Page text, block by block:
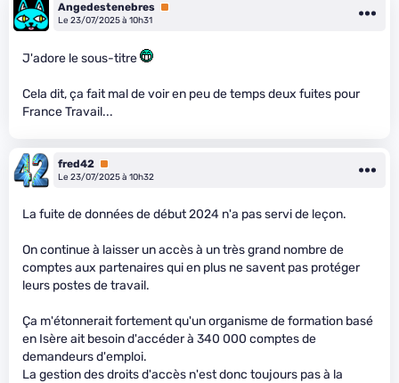
Angedestenebres Premium
Le 23/07/2025 à 10h31
J'adore le sous-titre
Cela dit, ça fait mal de voir en peu de temps deux fuites pour
France Travail...
fred42 Premium
Le 23/07/2025 à 10h32
La fuite de données de début 2024 n'a pas servi de leçon.
On continue à laisser un accès à un très grand nombre de
comptes aux partenaires qui en plus ne savent pas protéger
leurs postes de travail.
Ça m'étonnerait fortement qu'un organisme de formation basé
en Isère ait besoin d'accéder à 340 000 comptes de
demandeurs d'emploi.
La gestion des droits d'accès n'est donc toujours pas à la